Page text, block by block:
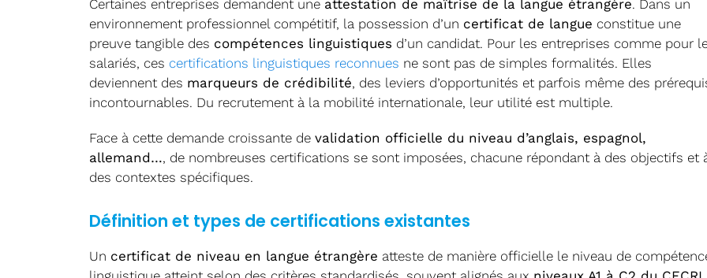
Certaines entreprises demandent une attestation de maîtrise de la langue étrangère. Dans un
environnement professionnel compétitif, la possession d’un certificat de langue constitue une
preuve tangible des compétences linguistiques d’un candidat. Pour les entreprises comme pour
salariés, ces certifications linguistiques reconnues ne sont pas de simples formalités. Elles
deviennent des marqueurs de crédibilité, des leviers d’opportunités et parfois même des
incontournables. Du recrutement à la mobilité internationale, leur utilité est multiple.
Face à cette demande croissante de validation officielle du niveau d’anglais, espagnol,
allemand…, de nombreuses certifications se sont imposées, chacune répondant à des objectifs et
des contextes spécifiques.
Définition et types de certifications existantes
Un certificat de niveau en langue étrangère atteste de manière officielle le niveau de